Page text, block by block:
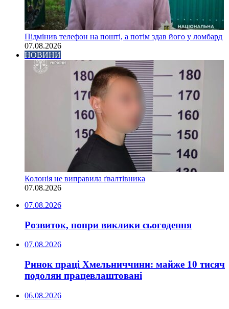
Підмінив телефон на пошті, а потім здав його у ломбард
07.08.2026
НОВИНИ
Колонія не виправила ґвалтівника
07.08.2026
07.08.2026
Розвиток, попри виклики сьогодення
07.08.2026
Ринок праці Хмельниччини: майже 10 тисяч
подолян працевлаштовані
06.08.2026